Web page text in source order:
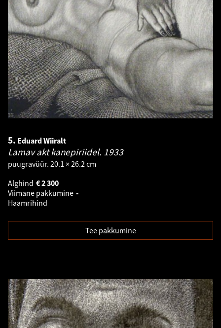
5. Eduard Wiiralt
Lamav akt kanepiriidel. 1933
puugravüür. 20.1 × 26.2 cm
Alghind
2 300
€
Viimane pakkumine -
Haamrihind
Tee pakkumine